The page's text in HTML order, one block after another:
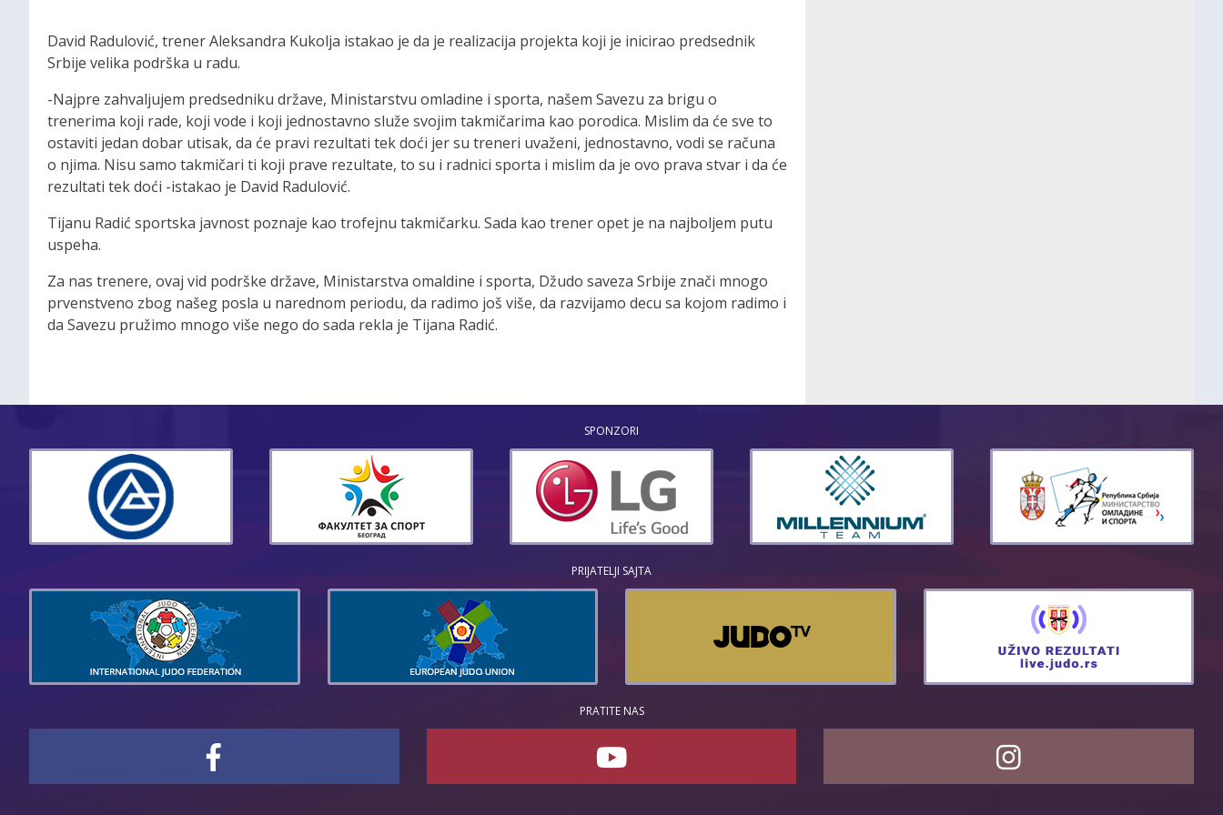
David Radulović, trener Aleksandra Kukolja istakao je da je realizacija projekta koji je inicirao predsednik
Srbije velika podrška u radu.
-Najpre zahvaljujem predsedniku države, Ministarstvu omladine i sporta, našem Savezu za brigu o
trenerima koji rade, koji vode i koji jednostavno služe svojim takmičarima kao porodica. Mislim da će sve to
ostaviti jedan dobar utisak, da će pravi rezultati tek doći jer su treneri uvaženi, jednostavno, vodi se računa
o njima. Nisu samo takmičari ti koji prave rezultate, to su i radnici sporta i mislim da je ovo prava stvar i da će
rezultati tek doći -istakao je David Radulović.
Tijanu Radić sportska javnost poznaje kao trofejnu takmičarku. Sada kao trener opet je na najboljem putu
uspeha.
Za nas trenere, ovaj vid podrške države, Ministarstva omaldine i sporta, Džudo saveza Srbije znači mnogo
prvenstveno zbog našeg posla u narednom periodu, da radimo još više, da razvijamo decu sa kojom radimo i
da Savezu pružimo mnogo više nego do sada rekla je Tijana Radić.
SPONZORI
PRIJATELJI SAJTA
PRATITE NAS